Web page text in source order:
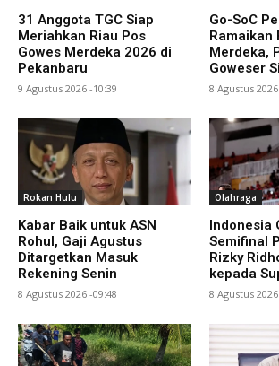
31 Anggota TGC Siap
Meriahkan Riau Pos
Gowes Merdeka 2026 di
Pekanbaru
9 Agustus 2026 -10:39
Go-SoC
Ramaikan
Merdeka,
Goweser
8 Agustus
Rokan Hulu
Kabar Baik untuk ASN
Rohul, Gaji Agustus
Ditargetkan Masuk
Rekening Senin
8 Agustus 2026 -09:48
Olahraga
Indonesia
Semifinal
Rizky
kepada
8 Agustus